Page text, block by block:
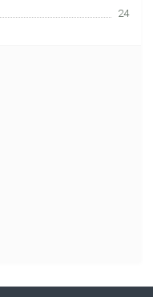
24